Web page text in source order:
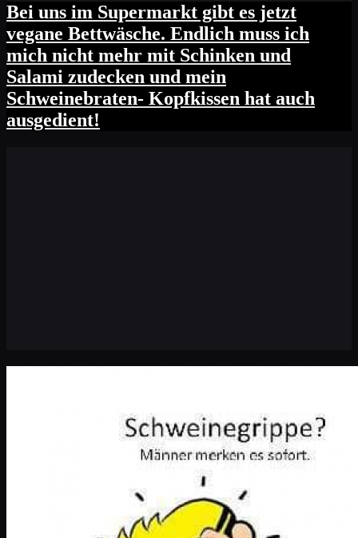
Bei uns im Supermarkt gibt es jetzt
vegane Bettwäsche. Endlich muss ich
mich nicht mehr mit Schinken und
Salami zudecken und mein
Schweinebraten- Kopfkissen hat auch
ausgedient!